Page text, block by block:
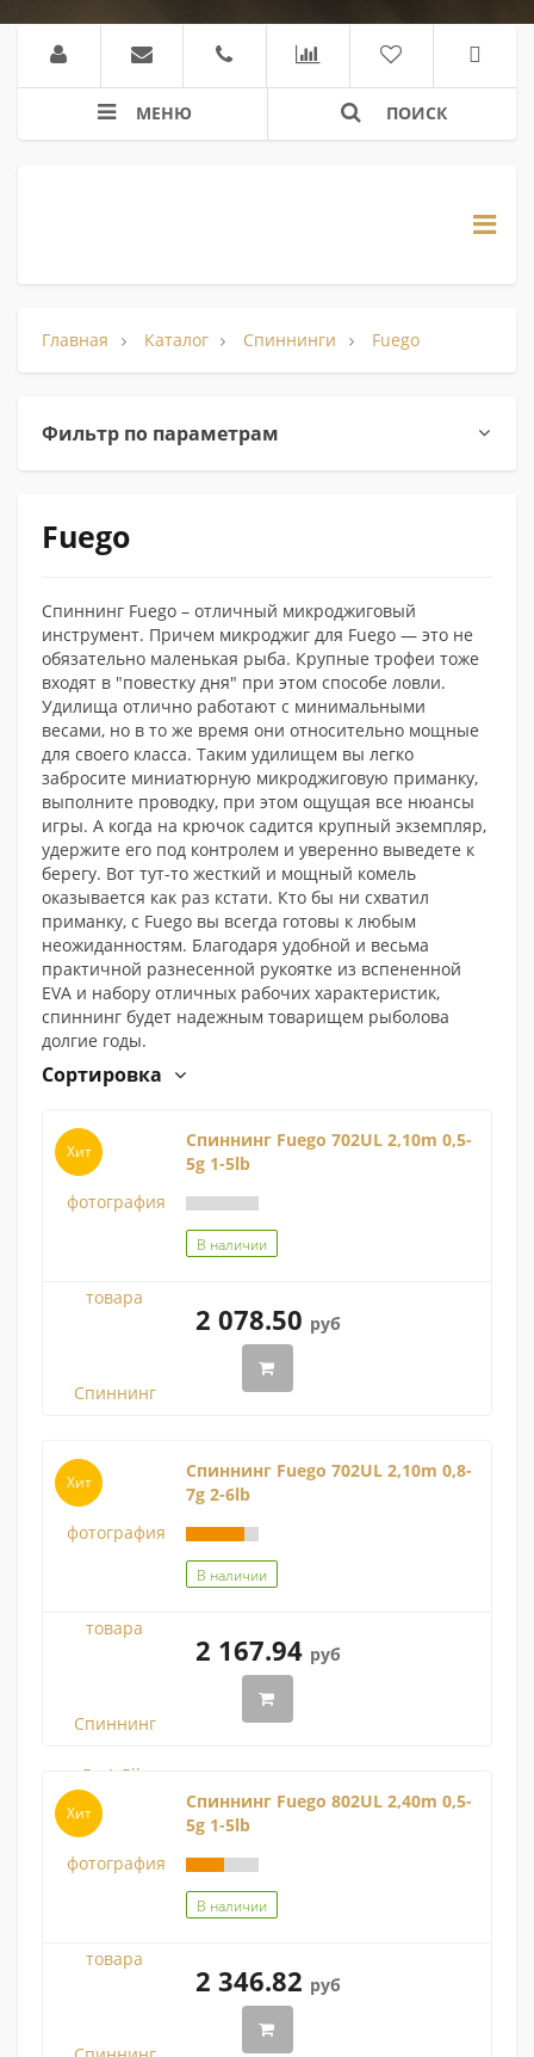
МЕНЮ ПОИСК
Главная Каталог Спиннинги Fuego
Фильтр по параметрам
Fuego
Спиннинг Fuego – отличный микроджиговый
инструмент. Причем микроджиг для Fuego — это не
обязательно маленькая рыба. Крупные трофеи тоже
входят в "повестку дня" при этом способе ловли.
Удилища отлично работают с минимальными
весами, но в то же время они относительно мощные
для своего класса. Таким удилищем вы легко
забросите миниатюрную микроджиговую приманку,
выполните проводку, при этом ощущая все нюансы
игры. А когда на крючок садится крупный экземпляр,
удержите его под контролем и уверенно выведете к
берегу. Вот тут-то жесткий и мощный комель
оказывается как раз кстати. Кто бы ни схватил
приманку, с Fuego вы всегда готовы к любым
неожиданностям. Благодаря удобной и весьма
практичной разнесенной рукоятке из вспененной
EVA и набору отличных рабочих характеристик,
спиннинг будет надежным товарищем рыболова
долгие годы.
Сортировка
Хит
Спиннинг Fuego 702UL 2,10m 0,5-
5g 1-5lb
В наличии
2 078.50 руб
Хит
Спиннинг Fuego 702UL 2,10m 0,8-
7g 2-6lb
В наличии
2 167.94 руб
Хит
Спиннинг Fuego 802UL 2,40m 0,5-
5g 1-5lb
В наличии
2 346.82 руб